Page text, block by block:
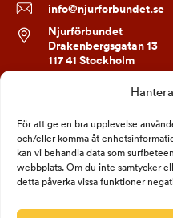
För att ge en bra upplevelse
och/eller komma åt
kan vi behandla data som
webbplats. Om du inte samtycker
detta påverka vissa funktioner
info@njurforbundet.se
Njurförbundet
Drakenbergsgatan 13
117 41 Stockholm